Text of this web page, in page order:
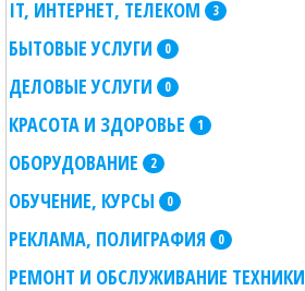
IT, ИНТЕРНЕТ, ТЕЛЕКОМ 3
БЫТОВЫЕ УСЛУГИ 0
ДЕЛОВЫЕ УСЛУГИ 0
КРАСОТА И ЗДОРОВЬЕ 1
ОБОРУДОВАНИЕ 2
ОБУЧЕНИЕ, КУРСЫ 0
РЕКЛАМА, ПОЛИГРАФИЯ 0
РЕМОНТ И ОБСЛУЖИВАНИЕ ТЕХНИКИ